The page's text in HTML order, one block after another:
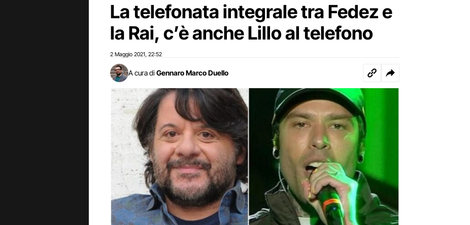
La telefonata integrale tra Fedez e
la Rai, c’è anche Lillo al telefono
2 Maggio 2021 22:52
A cura di Gennaro Marco Duello